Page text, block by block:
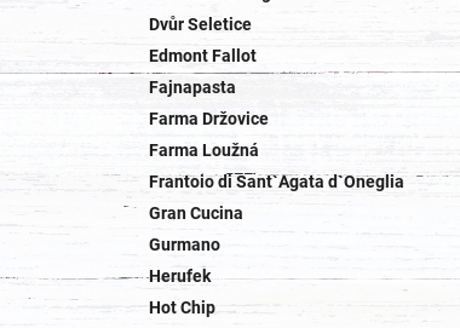
Dvůr Seletice
Edmont Fallot
Fajnapasta
Farma Držovice
Farma Loužná
Frantoio di Sant`Agata d`Oneglia
Gran Cucina
Gurmano
Herufek
Hot Chip